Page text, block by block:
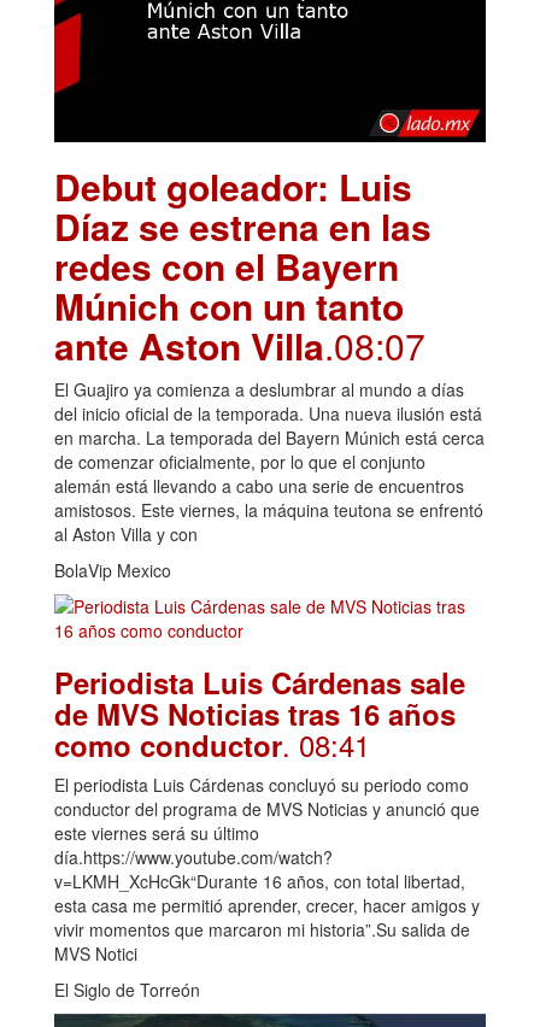
Debut goleador: Luis
Díaz se estrena en las
redes con el Bayern
Múnich con un tanto
ante Aston Villa.08:07
El Guajiro ya comienza a deslumbrar al mundo a días
del inicio oficial de la temporada. Una nueva ilusión está
en marcha. La temporada del Bayern Múnich está cerca
de comenzar oficialmente, por lo que el conjunto
alemán está llevando a cabo una serie de encuentros
amistosos. Este viernes, la máquina teutona se enfrentó
al Aston Villa y con
BolaVip Mexico
Periodista Luis Cárdenas sale
de MVS Noticias tras 16 años
como conductor. 08:41
El periodista Luis Cárdenas concluyó su periodo como
conductor del programa de MVS Noticias y anunció que
este viernes será su último
día.https://www.youtube.com/watch?
v=LKMH_XcHcGk“Durante 16 años, con total libertad,
esta casa me permitió aprender, crecer, hacer amigos y
vivir momentos que marcaron mi historia”.Su salida de
MVS Notici
El Siglo de Torreón